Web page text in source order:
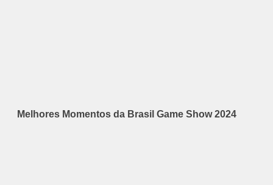
Melhores Momentos da Brasil Game Show 2024